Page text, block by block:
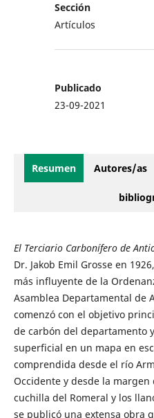
Sección
Artículos
Publicado
23-09-2021
Resumen Autores/as
El Terciario Carbonífero de
Dr. Jakob Emil Grosse en
más influyente de la
Asamblea Departamental de
comenzó con el objetivo
de carbón del departamento
superficial en un mapa en
comprendida desde el río
Occidente y desde la
cuchilla del Romeral y los
se publicó una extensa obra